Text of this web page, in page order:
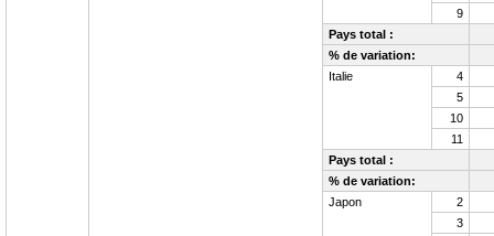
9
Pays total :
% de variation:
Italie
4
5
10
11
Pays total :
% de variation:
Japon
2
3